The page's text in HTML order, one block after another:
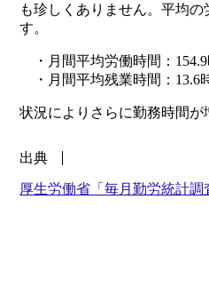
も珍しくありません。平均
す。
・月間平均労働時間：
・月間平均残業時間：13.6
状況によりさらに勤務時間が
出典
厚生労働省「毎月勤労統計調